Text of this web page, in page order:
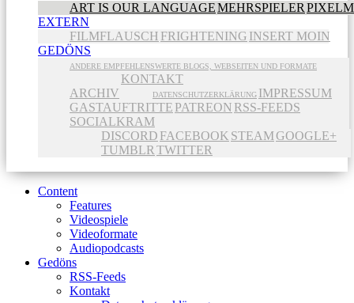
ART IS OUR LANGUAGEMEHRSPIELER
EXTERN
FILMFLAUSCH FRIGHTENING INSERT MOIN
GEDÖNS
ANDERE EMPFEHLENSWERTE BLOGS, WEBSEITEN UND FORMATE
ARCHIV
KONTAKT
DATENSCHUTZERKLÄRUNG IMPRESSUM
GASTAUFTRITTE PATREON RSS-FEEDS
SOCIALKRAM
DISCORD FACEBOOK STEAMGOOGLE+
TUMBLR TWITTER
Content
Features
Videospiele
Videoformate
Audiopodcasts
Gedöns
RSS-Feeds
Kontakt